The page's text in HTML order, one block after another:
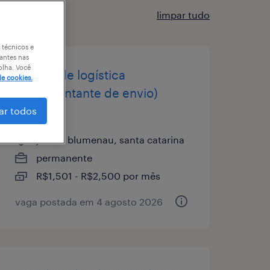
limpar tudo
auxiliar de logística
(representante de envio)
gaspar
jardim blumenau, santa catarina
permanente
R$1,501 - R$2,500 por mês
vaga postada em 4 agosto 2026
técnicos e
nas
Você
cookies.
todos